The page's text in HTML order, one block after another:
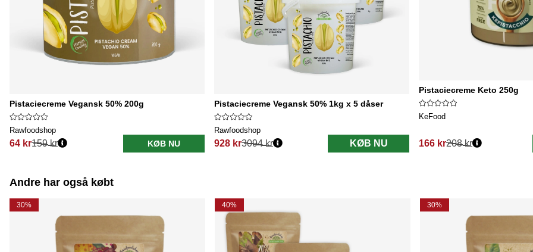
Pistaciecreme Vegansk 50% 200g
Rawfoodshop
64 kr
Normalpris:
159 kr KØB NU
Pistaciecreme Vegansk 50% 1kg x 5 dåser
Rawfoodshop
928 kr
Normalpris:
3094 kr KØB NU
Pistaciecreme Keto 250g
KeFood
166 kr
Normalpris:
208 kr
Andre har også købt
30% 40% 30%